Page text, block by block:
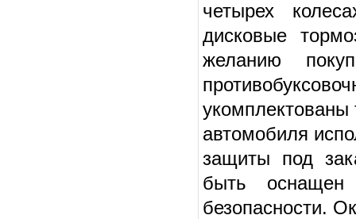
четырех
дисковые
желанию
автомобиля
защиты под
быть
безопасности.